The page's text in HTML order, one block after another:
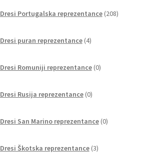
Dresi Portugalska reprezentance 208izdelkov
Dresi puran reprezentance 4izdelki
Dresi Romuniji reprezentance 0izdelkov
Dresi Rusija reprezentance 0izdelkov
Dresi San Marino reprezentance 0izdelkov
Dresi Škotska reprezentance 3izdelki